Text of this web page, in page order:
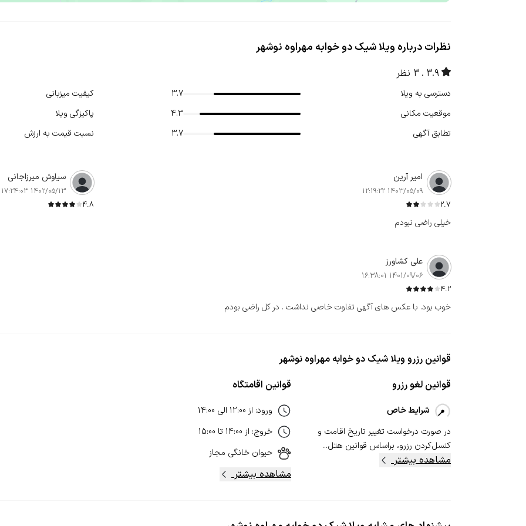
نظرات درباره ویلا شیک دو خوابه مهراوه نوشهر
3.9 3 نظر
دسترسی به ویلا 3.7 کیفیت میزبانی
موقعیت مکانی
4.3 پاکیزگی ویلا
تطابق آگهی
3.7 نسبت قیمت به ارزش
امير آرین
1403/05/09 12:19:22
2.7
خیلی راضی نبودم
سیاوش میرزاجانی
1402/05/13 17:24:03
4.8
علی کشاورز
1401/09/06 16:38:01
4.2
خوب بود. با عکس های آگهی تفاوت خاصی نداشت . در کل راضی بودم
قوانین رزرو ویلا شیک دو خوابه مهراوه نوشهر
قوانین لغو رزرو
شرایط خاص
در صورت درخواست تغییر تاریخ اقامت و
کنسل‌کردن رزرو، بر‌اساس قوانین هتل...
مشاهده بیشتر
قوانین اقامتگاه
ورود: از 12:00 الی 14:00
خروج: از 14:00 تا 15:00
حیوان خانگی مجاز
مشاهده بیشتر